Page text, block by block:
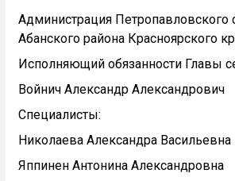
Администрация Петропавловского
Абанского района Красноярского
Исполняющий обязанности Главы
Войнич Александр Александрович
Специалисты:
Николаева Александра Васильевна
Яппинен Антонина Александровна